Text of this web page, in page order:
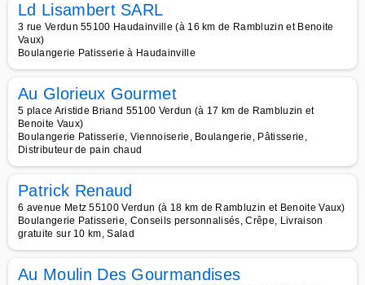
Ld Lisambert SARL
3 rue Verdun 55100 Haudainville (à 16 km de Rambluzin et Benoite
Vaux)
Boulangerie Patisserie à Haudainville
Au Glorieux Gourmet
5 place Aristide Briand 55100 Verdun (à 17 km de Rambluzin et
Benoite Vaux)
Boulangerie Patisserie, Viennoiserie, Boulangerie, Pâtisserie,
Distributeur de pain chaud
Patrick Renaud
6 avenue Metz 55100 Verdun (à 18 km de Rambluzin et Benoite Vaux)
Boulangerie Patisserie, Conseils personnalisés, Crêpe, Livraison
gratuite sur 10 km, Salad
Au Moulin Des Gourmandises